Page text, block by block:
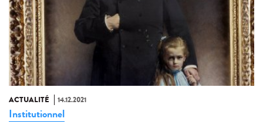
ACTUALITÉ 14.12.2021
Institutionnel